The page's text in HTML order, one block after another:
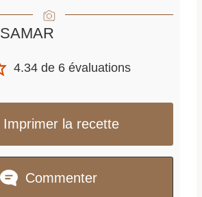
SAMAR
4.34 de 6 évaluations
Imprimer la recette
Commenter